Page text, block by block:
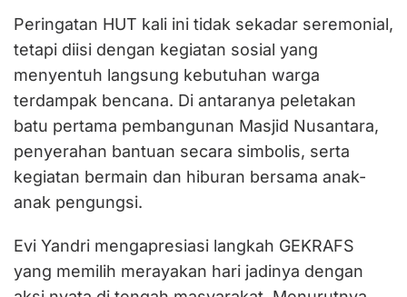
Peringatan HUT kali ini tidak sekadar seremonial,
tetapi diisi dengan kegiatan sosial yang
menyentuh langsung kebutuhan warga
terdampak bencana. Di antaranya peletakan
batu pertama pembangunan Masjid Nusantara,
penyerahan bantuan secara simbolis, serta
kegiatan bermain dan hiburan bersama anak-
anak pengungsi.
Evi Yandri mengapresiasi langkah GEKRAFS
yang memilih merayakan hari jadinya dengan